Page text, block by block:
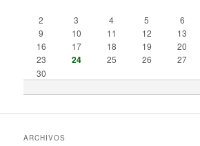
2
3 4 5 6
9
10 11 12 13
16
17 18 19 20
23
24 25 26 27
30
ARCHIVOS